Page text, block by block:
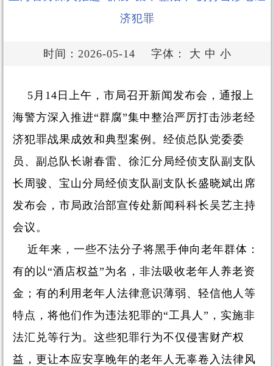
济犯罪
时间：2026-05-14 字体： 大 中 小
5月14日上午，市局召开新闻发布会，通报上
海警方深入推进“群腐”集中整治严厉打击涉老经
济犯罪战果成效和典型案例。经侦总队党委委
员、副总队长谢春雷、徐汇分局经侦支队副支队
长周骏、宝山分局经侦支队副支队长盛晓斌出席
发布会，市局政治部宣传处新闻科科长吴艺主持
会议。
近年来，一些不法分子将黑手伸向老年群体：
有的以“酒店权益”为名，非法吸收老年人养老资
金；有的利用老年人法律意识薄弱、轻信他人等
特点，将他们作为违法犯罪的“工具人”，实施非
法汇兑等行为。这些犯罪行为不仅侵害财产权
益，更让本应安享晚年的老年人无辜卷入法律风